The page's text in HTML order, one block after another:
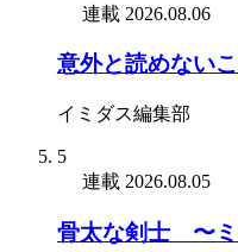
連載 2026.08.06
意外と読めない
イミダス編集部
5
連載 2026.08.05
骨太な剣士 〜ミ